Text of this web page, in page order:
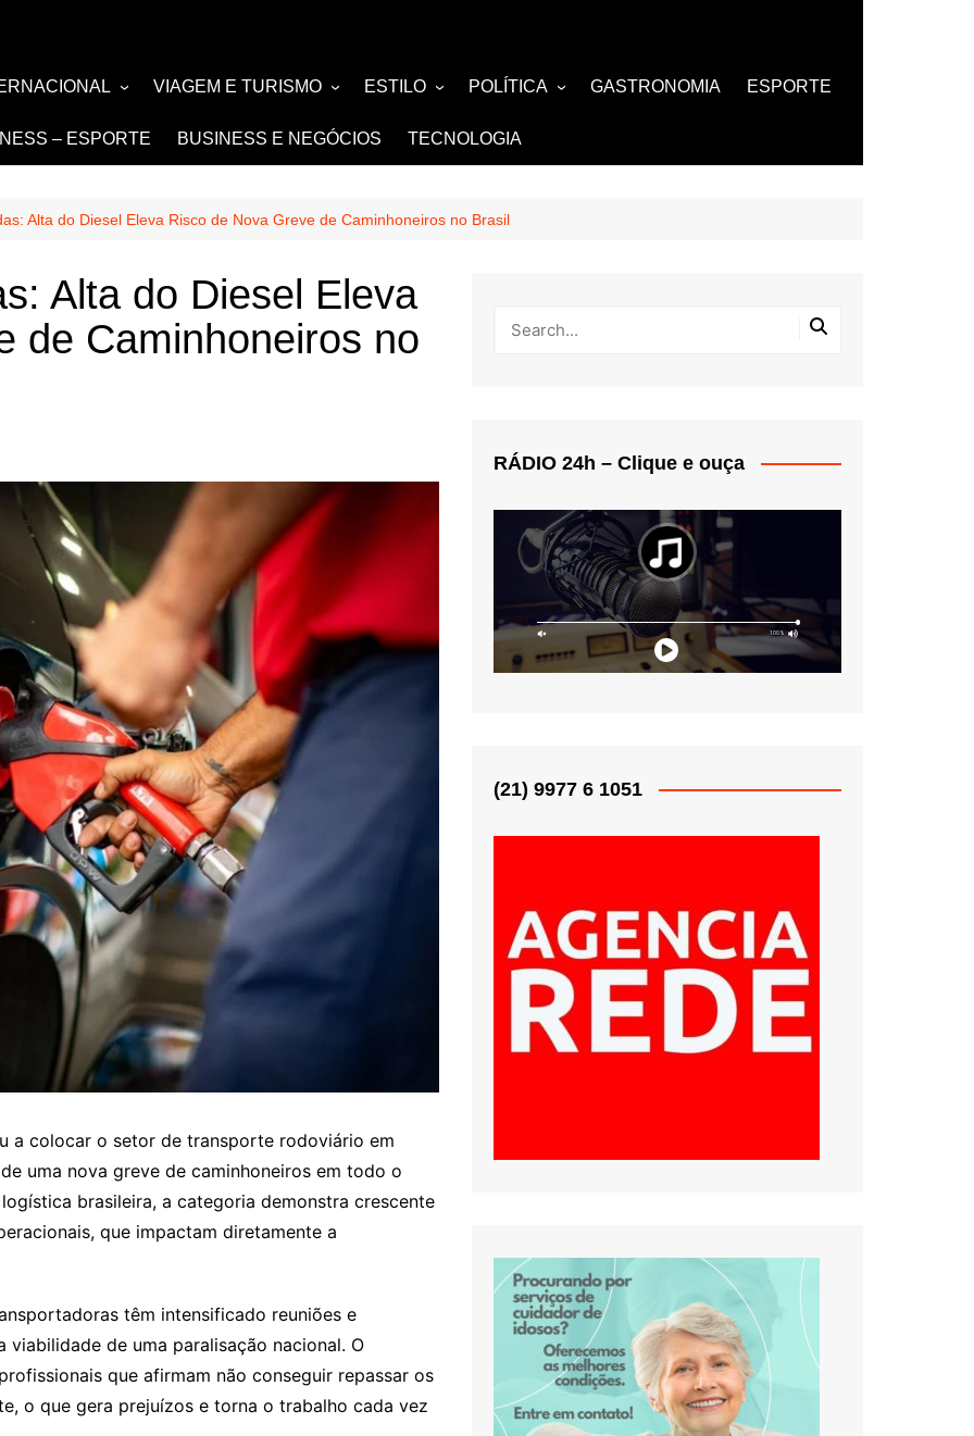
e ARQUITETURA
VIAGEM E TURISMO
TURISMO
ESTILO
MODA E BELEZA
NOIVAS e DEBUTANTES
POLÍTICA
FAMOSOS
GASTRONOMIA ESPORTE
– ESPORTE BUSINESS E NEGÓCIOS TECNOLOGIA
Alta do Diesel Eleva Risco de Nova Greve de Caminhoneiros no Brasil
Alta do Diesel Eleva
de Caminhoneiros no
a colocar o setor de transporte rodoviário em
uma nova greve de caminhoneiros em todo o
brasileira, a categoria demonstra crescente
que impactam diretamente a
têm intensificado reuniões e
de uma paralisação nacional. O
que afirmam não conseguir repassar os
o que gera prejuízos e torna o trabalho cada vez
RÁDIO 24h – Clique e ouça
(21) 9977 6 1051